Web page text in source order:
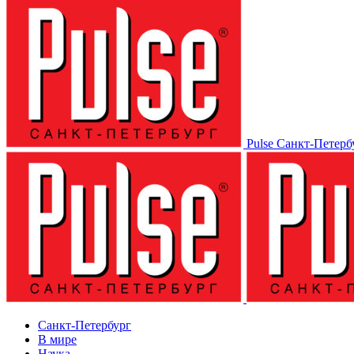
Pulse Санкт-
Санкт-Петербург
В мире